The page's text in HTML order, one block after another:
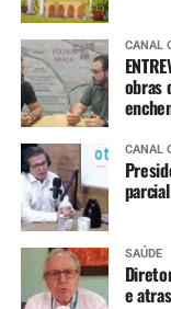
CANAL
obras
CANAL
SAÚDE
e